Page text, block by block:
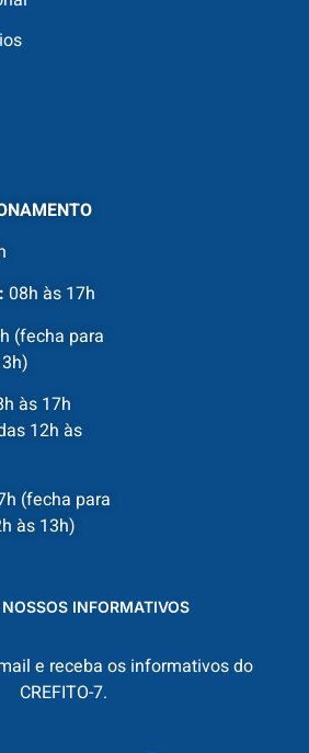
08h às 17h
(fecha para
às 17h
12h às
(fecha para
às 13h)
NOSSOS INFORMATIVOS
e receba os informativos do
CREFITO-7.